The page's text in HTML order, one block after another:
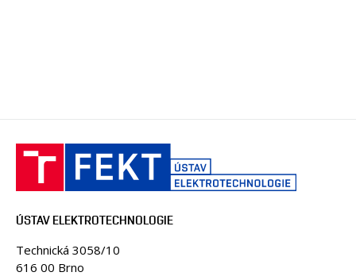
ÚSTAV ELEKTROTECHNOLOGIE
Technická 3058/10
616 00 Brno